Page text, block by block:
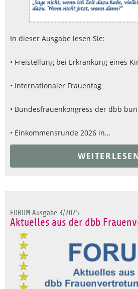
In dieser Ausgabe lesen Sie:
• Freistellung bei Erkrankung eines
• Internationaler Frauentag
• Bundesfrauenkongress der dbb
• Einkommensrunde 2026 in…
FORUM Ausgabe 3/2025
Aktuelles aus der dbb